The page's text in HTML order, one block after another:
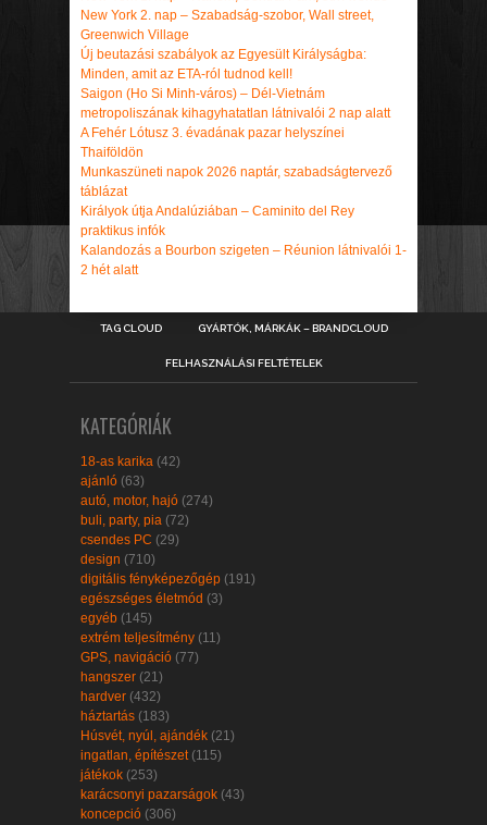
New York 2. nap – Szabadság-szobor, Wall street,
Greenwich Village
Új beutazási szabályok az Egyesült Királyságba:
Minden, amit az ETA-ról tudnod kell!
Saigon (Ho Si Minh-város) – Dél-Vietnám
metropoliszának kihagyhatatlan látnivalói 2 nap alatt
A Fehér Lótusz 3. évadának pazar helyszínei
Thaiföldön
Munkaszüneti napok 2026 naptár, szabadságtervező
táblázat
Királyok útja Andalúziában – Caminito del Rey
praktikus infók
Kalandozás a Bourbon szigeten – Réunion látnivalói 1-
2 hét alatt
TAG CLOUD GYÁRTÓK, MÁRKÁK – BRANDCLOUD
FELHASZNÁLÁSI FELTÉTELEK
KATEGÓRIÁK
18-as karika (42)
ajánló (63)
autó, motor, hajó (274)
buli, party, pia (72)
csendes PC (29)
design (710)
digitális fényképezőgép (191)
egészséges életmód (3)
egyéb (145)
extrém teljesítmény (11)
GPS, navigáció (77)
hangszer (21)
hardver (432)
háztartás (183)
Húsvét, nyúl, ajándék (21)
ingatlan, építészet(115)
játékok (253)
karácsonyi pazarságok (43)
koncepció (306)